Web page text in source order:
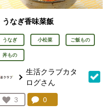
うなぎ香味菜飯
うなぎ 小松菜 ご飯もの
丼もの
生活クラブカタ
ログさん
お気に入り登録：
3
人が登録
コメント：
0件。コメントを見る。